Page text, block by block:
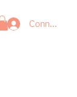
Connexion